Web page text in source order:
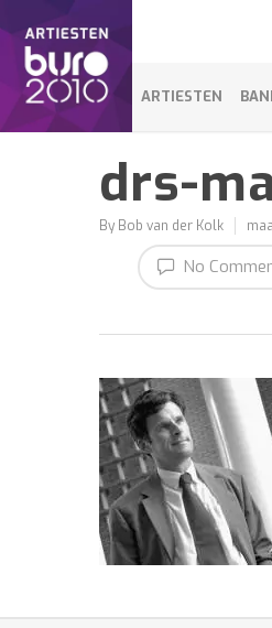
ARTIESTEN
drs-
By Bob van der Kolk
No